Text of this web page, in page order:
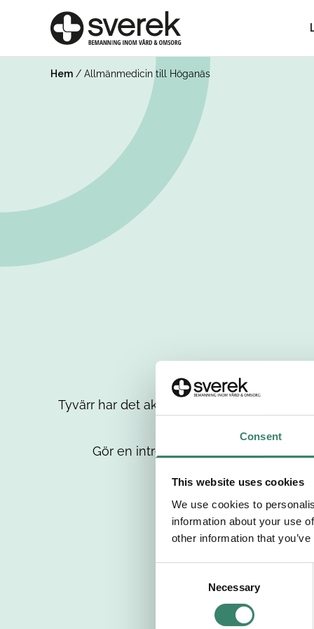
Consent
This website uses cookies
We use cookies to
information about your use
other information that
Necessary
Hem / Allmänmedicin till Höganäs
Tyvärr har det aktuella jobbet tagits bort
Gör en intresseanmälan så